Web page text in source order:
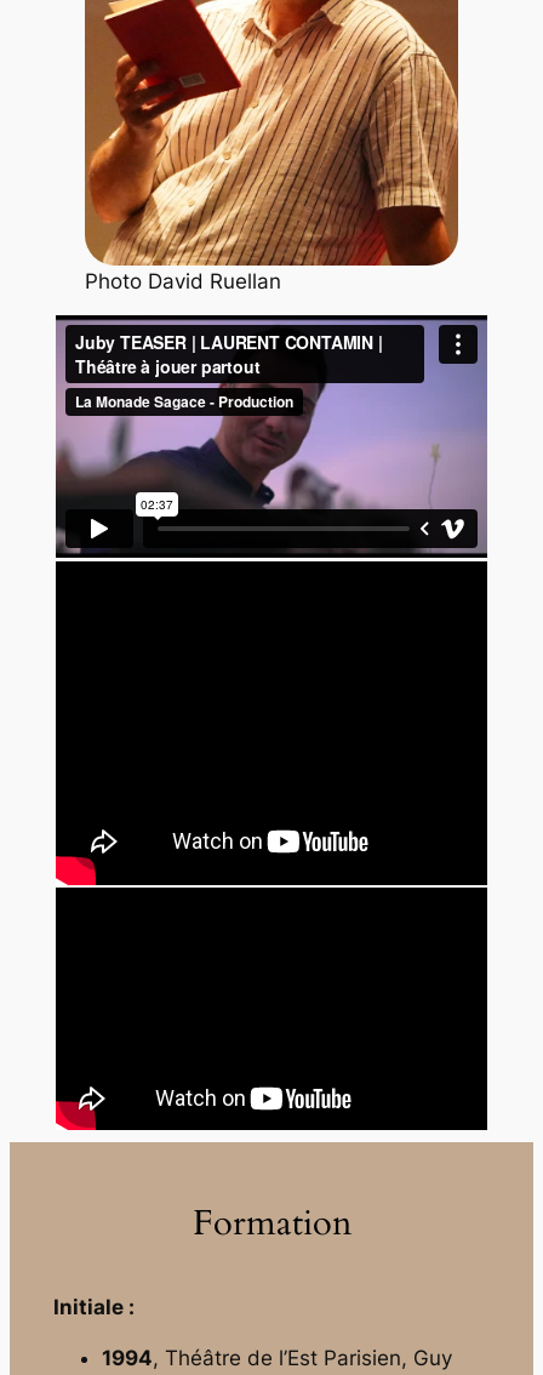
Photo David Ruellan
Formation
Initiale :
1994, Théâtre de l’Est Parisien, Guy